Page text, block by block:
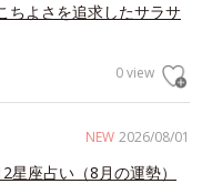
ちよさを追求したサラサ
0 view
NEW 2026/08/01
星座占い（8月の運勢）